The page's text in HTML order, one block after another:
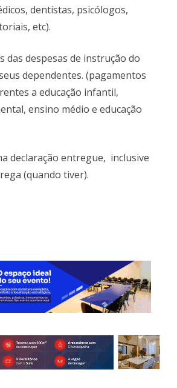
dentistas, psicólogos,
etc).
das despesas de instrução do
dependentes. (pagamentos
a educação infantil,
ensino médio e educação
declaração entregue, inclusive
(quando tiver).